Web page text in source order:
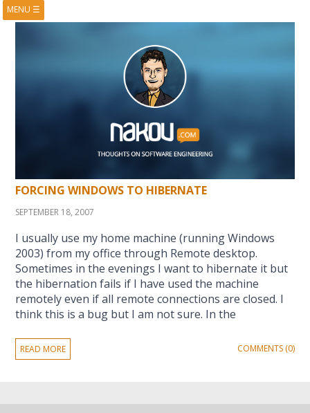
MENU ☰
FORCING WINDOWS TO HIBERNATE
SEPTEMBER 18, 2007
I usually use my home machine (running Windows
2003) from my office through Remote desktop.
Sometimes in the evenings I want to hibernate it but
the hibernation fails if I have used the machine
remotely even if all remote connections are closed. I
think this is a bug but I am not sure. In the
READ MORE COMMENTS (0)